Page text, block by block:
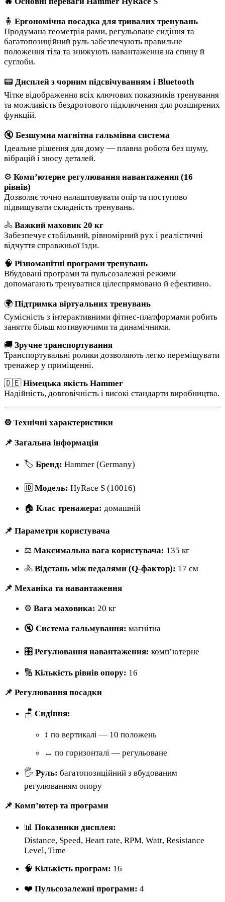
🧍 Ергономічна посадка для тривалих тренувань
Продумана геометрія рами, регульоване сидіння та
багатопозиційний руль забезпечують правильне
положення тіла та знижують навантаження на спину й
суглоби.
📟 Дисплей з чорним підсвічуванням і Bluetooth
Чітке відображення всіх ключових показників тренування
та можливість бездротового підключення для розширених
функцій.
🔇 Безшумна магнітна гальмівна система
Ідеальне рішення для дому — плавна робота без шуму,
вібрацій і зносу деталей.
⚙ Комп’ютерне регулювання навантаження (16
рівнів)
Дозволяє точно налаштовувати опір та поступово
підвищувати складність тренувань.
🚴 Важкий маховик 20 кг
Забезпечує стабільний, рівномірний рух і реалістичні
відчуття справжньої їзди.
🧠 Різноманітні програми тренувань
Вбудовані програми та пульсозалежні режими
допомагають тренуватися цілеспрямовано й ефективно.
🌍 Підтримка віртуальних тренувань
Сумісність з інтерактивними фітнес-платформами робить
заняття більш мотивуючими та динамічними.
🚚 Зручне транспортування
Транспортувальні ролики дозволяють легко переміщувати
тренажер у приміщенні.
🇩🇪Німецька якість Hammer
Надійність, довговічність і високі стандарти виробництва.
⚙️ Технічні характеристики
📌 Загальна інформація
🏷 Бренд: Hammer (Germany)
🆔 Модель: HyRace S (10016)
🏠 Клас тренажера: домашній
📌 Параметри користувача
⚖ Максимальна вага користувача: 135 кг
🚴 Відстань між педалями (Q-фактор): 17 см
📌 Механіка та навантаження
⚙ Вага маховика: 20 кг
🔇 Система гальмування: магнітна
🎛 Регулювання навантаження: комп’ютерне
🔢 Кількість рівнів опору: 16
📌 Регулювання посадки
🪑 Сидіння:
↕ по вертикалі — 10 положень
↔ по горизонталі — регульоване
🖐 Руль: багатопозиційний з вбудованим
регулюванням опору
📌 Комп’ютер та програми
📊 Показники дисплея:
Distance, Speed, Heart rate, RPM, Watt, Resistance
Level, Time
🧠 Кількість програм: 16
❤️ Пульсозалежні програми: 4